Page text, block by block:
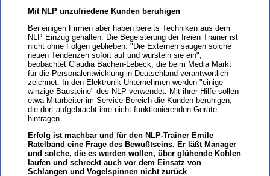
Mit NLP unzufriedene Kunden beruhigen
Bei einigen Firmen aber haben bereits Techniken aus dem
NLP Einzug gehalten. Die Begeisterung der freien Trainer ist
nicht ohne Folgen geblieben. "Die Externen saugen solche
neuen Tendenzen sofort auf und wursteln sie ein",
beobachtet Claudia Bachen-Lebeck, die beim Media Markt
für die Personalentwicklung in Deutschland verantwortlich
zeichnet. In den Elektronik-Unternehmen werden "einige
winzige Bausteine" des NLP verwendet. Mit ihrer Hilfe sollen
etwa Mitarbeiter im Service-Bereich die Kunden beruhigen,
die dort aufgebracht ihre nicht funktionierenden Geräte
hintragen. ...
Erfolg ist machbar und für den NLP-Trainer Emile
Ratelband eine Frage des Bewußtseins. Er läßt Manager
und solche, die es werden wollen, über glühende Kohlen
laufen und schreckt auch vor dem Einsatz von
Schlangen und Vogelspinnen nicht zurück